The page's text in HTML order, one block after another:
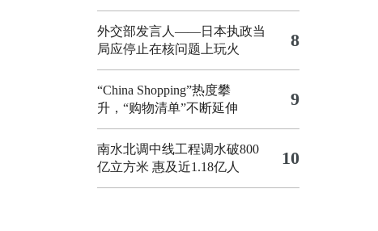
外交部发言人——日本执政当
局应停止在核问题上玩火
8
“China Shopping”热度攀
升，“购物清单”不断延伸
9
南水北调中线工程调水破800
亿立方米 惠及近1.18亿人
10